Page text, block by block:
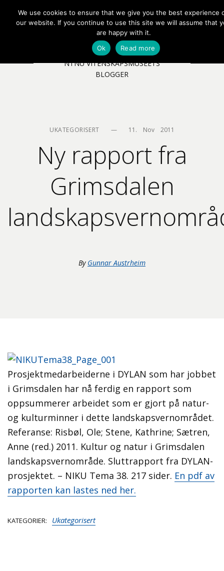
MENY EN NB
NTNU VITENSKAPSMUSEETS
BLOGGER
UKATEGORISERT — 11.    Nov    2011
Ny rapport fra
Grimsdalen
By Gunnar Austrheim
Prosjektmedarbeiderne i DYLAN som har jobbet
i Grimsdalen har nå ferdig en rapport som
oppsummerer arbeidet som er gjort på natur-
og kulturminner i dette landskapsvernområdet.
Referanse: Risbøl, Ole; Stene, Kathrine; Sætren,
Anne (red.) 2011. Kultur og natur i Grimsdalen
landskapsvernområde. Sluttrapport fra DYLAN-
prosjektet. – NIKU Tema 38. 217 sider. En pdf av
rapporten kan lastes ned her.
KATEGORIER Ukategorisert
We use cookies to ensure that we give you the best experience
our website. If you continue to use this site we will assume that
are happy with it.
Ok
Read more